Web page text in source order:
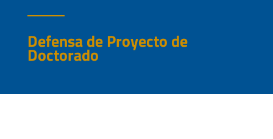
Defensa de Proyecto de
Doctorado